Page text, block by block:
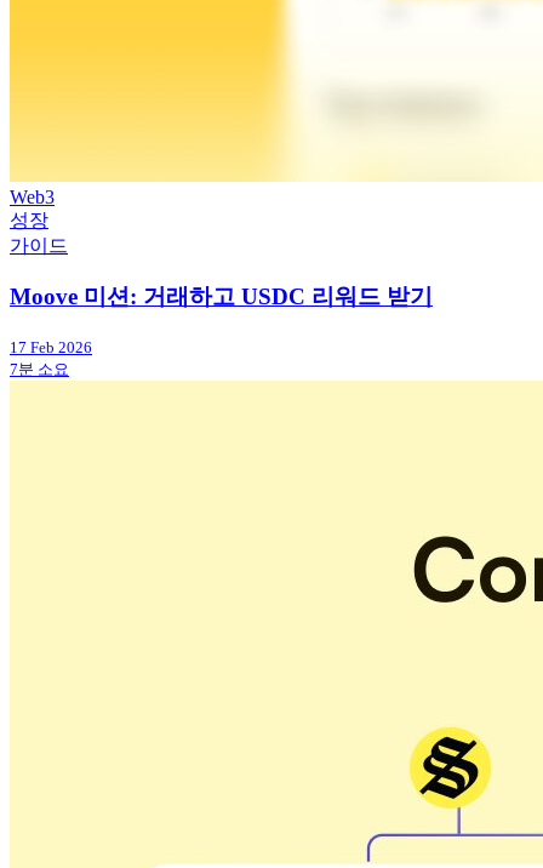
Web3
성장
가이드
Moove 미션: 거래하고 USDC 리워드 받기
17 Feb 2026
7분 소요